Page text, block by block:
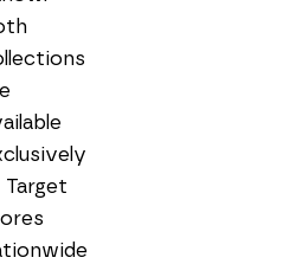
Target